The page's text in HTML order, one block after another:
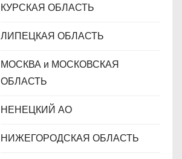
КУРСКАЯ ОБЛАСТЬ
ЛИПЕЦКАЯ ОБЛАСТЬ
МОСКВА и МОСКОВСКАЯ
ОБЛАСТЬ
НЕНЕЦКИЙ АО
НИЖЕГОРОДСКАЯ ОБЛАСТЬ